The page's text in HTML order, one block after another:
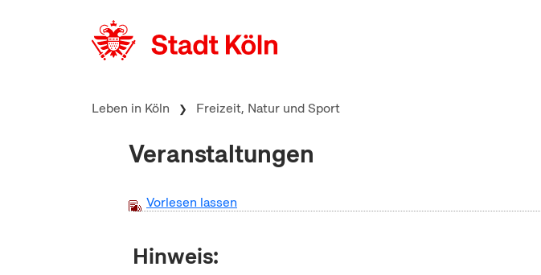
Leben in Köln Freizeit, Natur und Sport
Veranstaltungen
Vorlesen lassen
Hinweis: